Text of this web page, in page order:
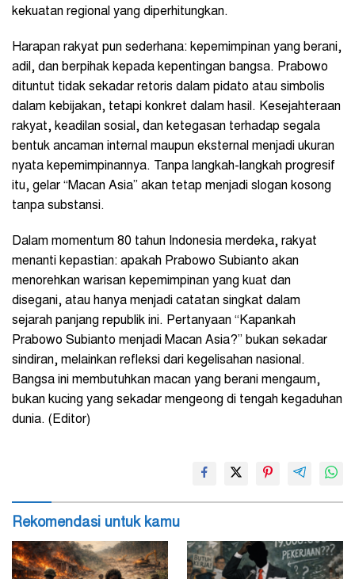
kekuatan regional yang diperhitungkan.
Harapan rakyat pun sederhana: kepemimpinan yang berani,
adil, dan berpihak kepada kepentingan bangsa. Prabowo
dituntut tidak sekadar retoris dalam pidato atau simbolis
dalam kebijakan, tetapi konkret dalam hasil. Kesejahteraan
rakyat, keadilan sosial, dan ketegasan terhadap segala
bentuk ancaman internal maupun eksternal menjadi ukuran
nyata kepemimpinannya. Tanpa langkah-langkah progresif
itu, gelar “Macan Asia” akan tetap menjadi slogan kosong
tanpa substansi.
Dalam momentum 80 tahun Indonesia merdeka, rakyat
menanti kepastian: apakah Prabowo Subianto akan
menorehkan warisan kepemimpinan yang kuat dan
disegani, atau hanya menjadi catatan singkat dalam
sejarah panjang republik ini. Pertanyaan “Kapankah
Prabowo Subianto menjadi Macan Asia?” bukan sekadar
sindiran, melainkan refleksi dari kegelisahan nasional.
Bangsa ini membutuhkan macan yang berani mengaum,
bukan kucing yang sekadar mengeong di tengah kegaduhan
dunia. (Editor)
Rekomendasi untuk kamu